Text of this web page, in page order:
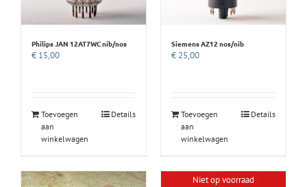
Philips JAN 12AT7WC nib/nos
€ 15,00
Toevoegen
aan
winkelwagen
Details
Siemens AZ12 nos/nib
€ 25,00
Toevoegen
aan
winkelwagen
Details
Niet op voorraad